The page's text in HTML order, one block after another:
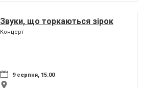
Звуки, що торкаються зірок
Концерт
9 серпня, 15:00